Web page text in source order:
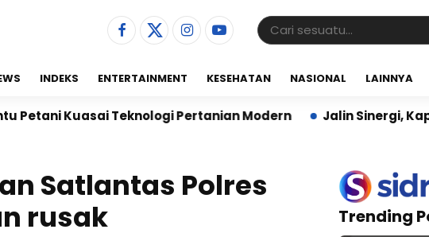
INDEKS ENTERTAINMENT KESEHATAN NASIONAL LAINNYA
Teknologi Pertanian Modern Jalin Sinergi, Kapolres Sidrap
Satlantas Polres
rusak
Trending